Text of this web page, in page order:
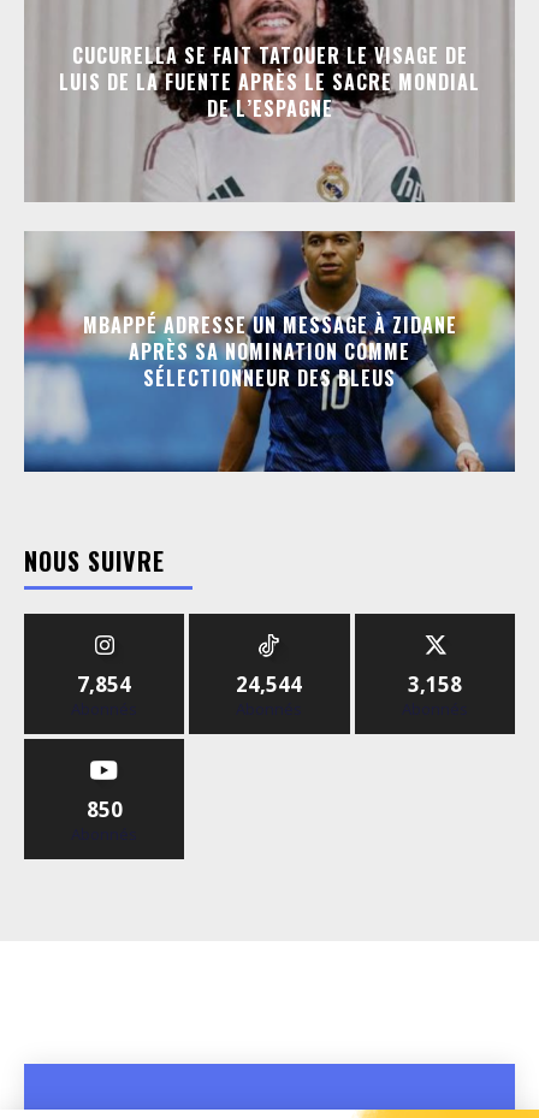
CUCURELLA SE FAIT TATOUER LE VISAGE DE
LUIS DE LA FUENTE APRÈS LE SACRE MONDIAL
DE L’ESPAGNE
MBAPPÉ ADRESSE UN MESSAGE À ZIDANE
APRÈS SA NOMINATION COMME
SÉLECTIONNEUR DES BLEUS
NOUS SUIVRE
7,854
Abonnés
24,544
Abonnés
3,158
Abonnés
850
Abonnés